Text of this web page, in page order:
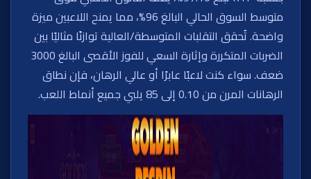
متوسط السوق الحالي البالغ 96%، مما يمنح اللاعبين ميزة
واضحة. تُحقق التقلبات المتوسطة/العالية توازنًا مثاليًا بين
الضربات المتكررة وإثارة السعي للفوز الأقصى البالغ 3000
ضعف. سواء كنت لاعبًا عابرًا أو عالي الرهان، فإن نطاق
الرهانات المرن من 0.10 إلى 85 يلبي جميع أنماط اللعب.